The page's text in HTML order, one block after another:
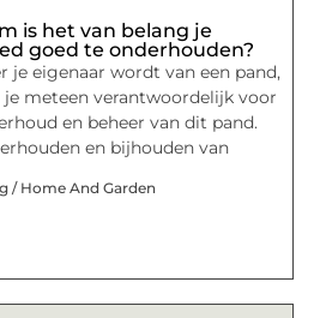
is het van belang je
goed te onderhouden?
je eigenaar wordt van een pand,
je meteen verantwoordelijk voor
en beheer van dit pand.
en bijhouden van
/ Home And Garden